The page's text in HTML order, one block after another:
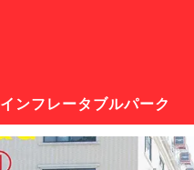
インフレータブルパーク